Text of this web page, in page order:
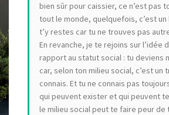
bien sûr pour caissier, ce n’est pas
tout le monde, quelquefois, c’est
t’y restes car tu ne trouves pas
En revanche, je te rejoins sur l’idée
rapport au statut social : tu deviens
car, selon ton milieu social, c’est un
connais. Et tu ne connais pas
qui peuvent exister et qui peuvent
le milieu social peut te faire peur de